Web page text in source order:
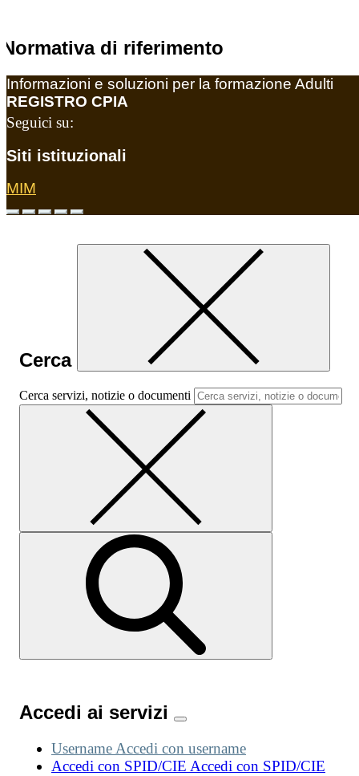
Normativa di riferimento
Informazioni e soluzioni per la formazione Adulti
REGISTRO CPIA
Seguici su:
Siti istituzionali
MIM
Cerca
Cerca servizi, notizie o documenti
Accedi ai servizi
Username Accedi con username
Accedi con SPID/CIE Accedi con SPID/CIE